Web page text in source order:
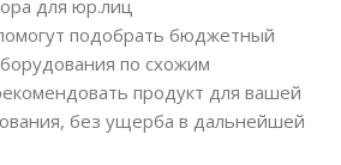
для юр.лиц
подобрать бюджетный
по схожим
продукт для вашей
без ущерба в дальнейшей